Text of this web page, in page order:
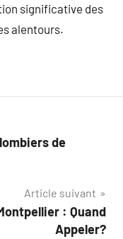
significative des
alentours.
de
Article suivant
: Quand
Appeler?